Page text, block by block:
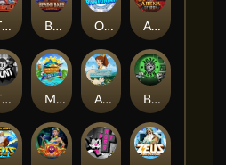
The Crime File Behind Bars: Masterplan Opa Santorini! Arena of Iron
THE COUNT MARLIN MASTERS: THE BIG HAUL Aiko and the Wind Spirit Booze Bash